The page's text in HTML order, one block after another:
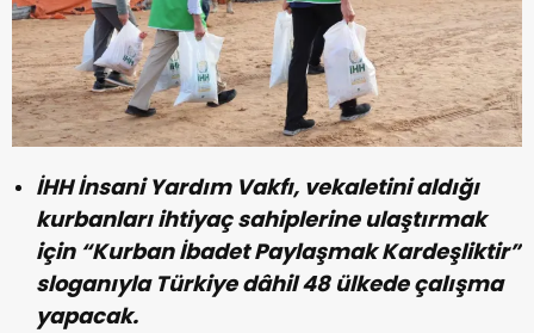
İHH İnsani Yardım Vakfı, vekaletini aldığı
kurbanları ihtiyaç sahiplerine ulaştırmak
için “Kurban İbadet Paylaşmak Kardeşliktir”
sloganıyla Türkiye dâhil 48 ülkede çalışma
yapacak.